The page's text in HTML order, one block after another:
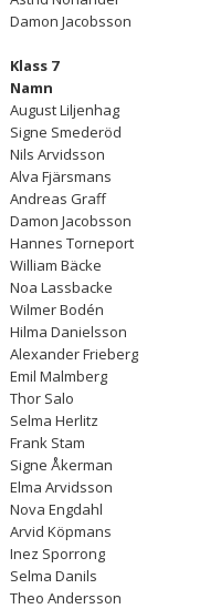
Damon Jacobsson
Klass 7
Namn
August Liljenhag
Signe Smederöd
Nils Arvidsson
Alva Fjärsmans
Andreas Graff
Damon Jacobsson
Hannes Torneport
William Bäcke
Noa Lassbacke
Wilmer Bodén
Hilma Danielsson
Alexander Frieberg
Emil Malmberg
Thor Salo
Selma Herlitz
Frank Stam
Signe Åkerman
Elma Arvidsson
Nova Engdahl
Arvid Köpmans
Inez Sporrong
Selma Danils
Theo Andersson